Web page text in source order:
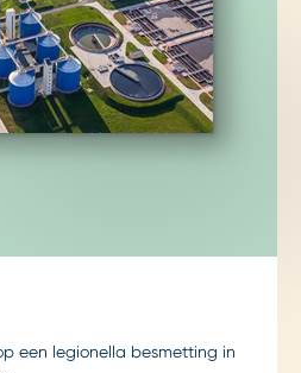
een legionella besmetting in